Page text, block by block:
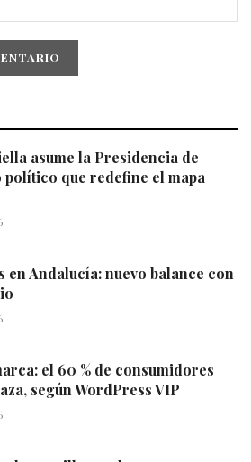
asume la Presidencia de
que redefine el mapa
en Andalucía: nuevo balance con
el 60 % de consumidores
según WordPress VIP